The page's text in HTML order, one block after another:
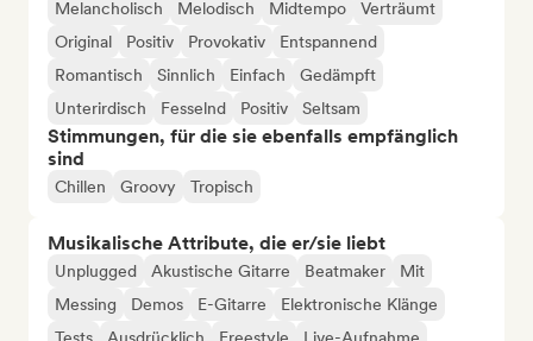
Melancholisch
Melodisch Midtempo
Verträumt
Original
Positiv Provokativ
Entspannend
Romantisch
Sinnlich Einfach
Gedämpft
Unterirdisch
Fesselnd Positiv Seltsam
Stimmungen, für die sie ebenfalls empfänglich
sind
Chillen Groovy Tropisch
Musikalische Attribute, die er/sie liebt
Unplugged Akustische Gitarre Beatmaker
Mit
Messing
Demos E-Gitarre
Elektronische Klänge